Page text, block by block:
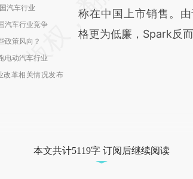
汽车行业
汽车行业竞争
政策风向？
电动汽车行业
改革相关情况发布
称在中国上市销售。
格更为低廉，Spark反而
本文共计5119字 订阅后继续阅读